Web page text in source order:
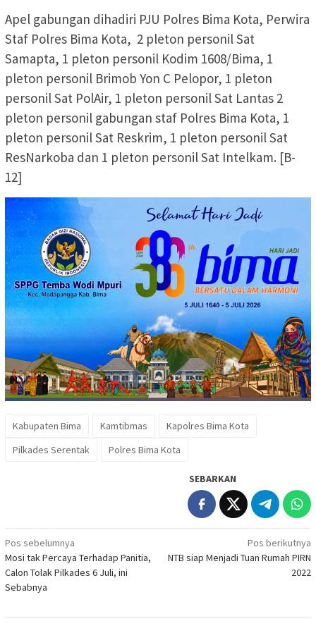
Apel gabungan dihadiri PJU Polres Bima Kota, Perwira
Staf Polres Bima Kota, 2 pleton personil Sat
Samapta, 1 pleton personil Kodim 1608/Bima, 1
pleton personil Brimob Yon C Pelopor, 1 pleton
personil Sat PolAir, 1 pleton personil Sat Lantas 2
pleton personil gabungan staf Polres Bima Kota, 1
pleton personil Sat Reskrim, 1 pleton personil Sat
ResNarkoba dan 1 pleton personil Sat Intelkam. [B-
12]
Kabupaten Bima Kamtibmas
Kapolres Bima Kota
Pilkades Serentak
Polres Bima Kota
SEBARKAN
Navigasi
pos
Pos sebelumnya
Mosi tak Percaya Terhadap Panitia,
Calon Tolak Pilkades 6 Juli, ini
Sebabnya
Pos berikutnya
NTB siap Menjadi Tuan Rumah PIRN
2022